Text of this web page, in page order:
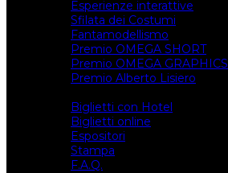
Esperienze interattive
Sfilata dei Costumi
Fantamodellismo
Premio OMEGA SHORT
Premio OMEGA GRAPHICS
Premio Alberto Lisiero
Biglietti con Hotel
Biglietti online
Espositori
Stampa
F.A.Q.